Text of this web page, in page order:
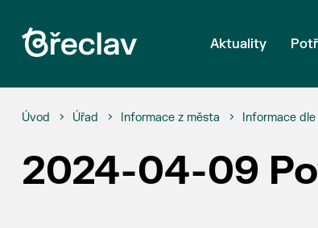
Aktuality
Úvod Úřad Informace z města Informace
2024-04-09